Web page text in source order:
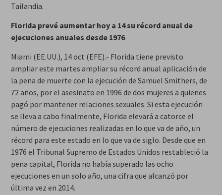
Tailandia.
Florida prevé aumentar hoy a 14 su récord anual de
ejecuciones anuales desde 1976
Miami (EE.UU.), 14 oct (EFE).- Florida tiene previsto
ampliar este martes ampliar su récord anual aplicación de
la pena de muerte con la ejecución de Samuel Smithers, de
72 años, por el asesinato en 1996 de dos mujeres a quienes
pagó por mantener relaciones sexuales. Si esta ejecución
se lleva a cabo finalmente, Florida elevará a catorce el
número de ejecuciones realizadas en lo que va de año, un
récord para este estado en lo que va de siglo. Desde que en
1976 el Tribunal Supremo de Estados Unidos restableció la
pena capital, Florida no había superado las ocho
ejecuciones en un solo año, una cifra que alcanzó por
última vez en 2014.